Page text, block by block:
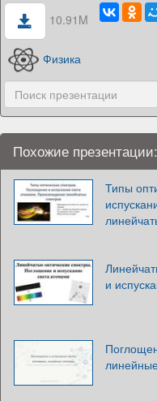
10.91M
Физика
Похожие презентации:
Типы
и